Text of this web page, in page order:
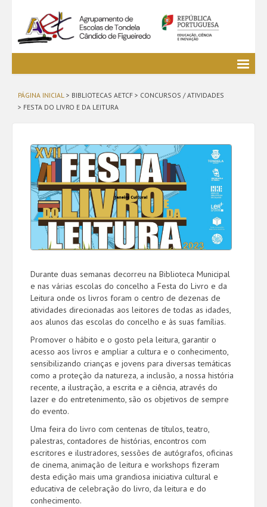
EE / Alunos
Clubes e Projetos
Bibliotecas
Media AETCF
Legislação
Encontra-se a utilizar acesso de visitante ( Entrar
PÁGINA INICIAL > BIBLIOTECAS AETCF > CONCURSOS / ATIVIDADES
> FESTA DO LIVRO E DA LEITURA
Durante duas semanas decorreu na Biblioteca Municipal
e nas várias escolas do concelho a Festa do Livro e da
Leitura onde os livros foram o centro de dezenas de
atividades direcionadas aos leitores de todas as idades,
aos alunos das escolas do concelho e às suas famílias.
Promover o hábito e o gosto pela leitura, garantir o
acesso aos livros e ampliar a cultura e o conhecimento,
sensibilizando crianças e jovens para diversas temáticas
como a proteção da natureza, a inclusão, a nossa história
recente, a ilustração, a escrita e a ciência, através do
lazer e do entretenimento, são os objetivos de sempre
do evento.
Uma feira do livro com centenas de títulos, teatro,
palestras, contadores de histórias, encontros com
escritores e ilustradores, sessões de autógrafos, oficinas
de cinema, animação de leitura e workshops fizeram
desta edição mais uma grandiosa iniciativa cultural e
educativa de celebração do livro, da leitura e do
conhecimento.